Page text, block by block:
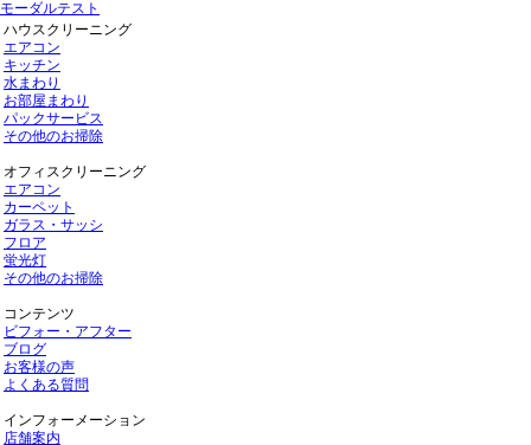
モーダルテスト
ハウスクリーニング
エアコン
キッチン
水まわり
お部屋まわり
パックサービス
その他のお掃除
オフィスクリーニング
エアコン
カーペット
ガラス・サッシ
フロア
蛍光灯
その他のお掃除
コンテンツ
ビフォー・アフター
ブログ
お客様の声
よくある質問
インフォーメーション
店舗案内